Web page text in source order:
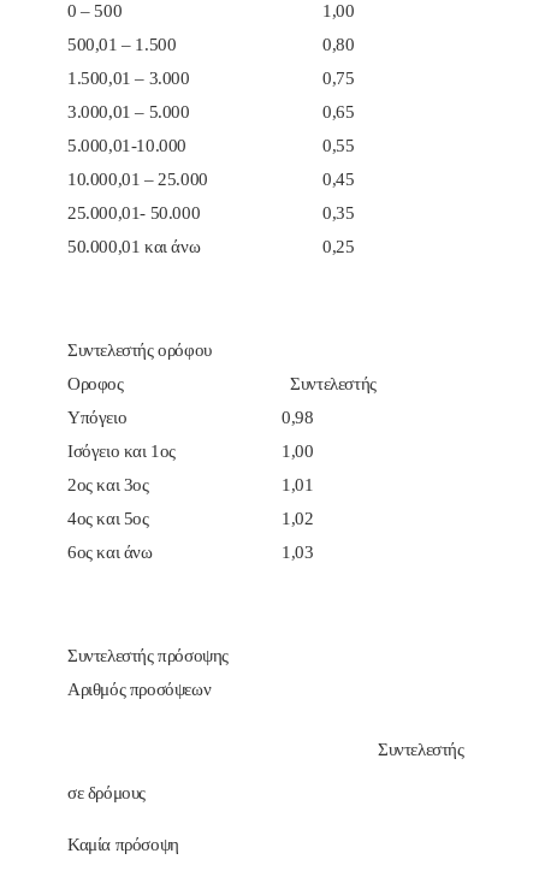
0 – 500
1,00
500,01 – 1.500
0,80
1.500,01 – 3.000
0,75
3.000,01 – 5.000
0,65
5.000,01-10.000
0,55
10.000,01 – 25.000
0,45
25.000,01- 50.000
0,35
50.000,01 και άνω
0,25
Συντελεστής ορόφου
Οροφος
Συντελεστής
Υπόγειο
0,98
Ισόγειο και 1ος
1,00
2ος και 3ος
1,01
4ος και 5ος
1,02
6ος και άνω
1,03
Συντελεστής πρόσοψης
Αριθμός προσόψεων
σε δρόμους
Συντελεστής
Καμία πρόσοψη